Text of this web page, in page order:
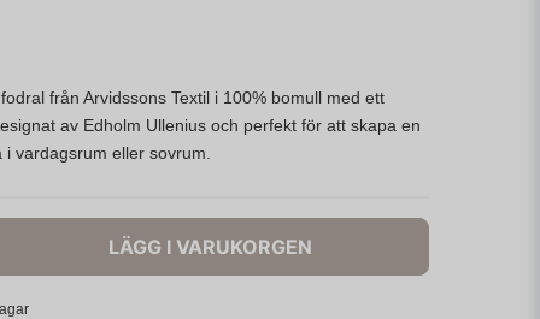
från Arvidssons Textil i 100% bomull med ett
av Edholm Ullenius och perfekt för att skapa en
vardagsrum eller sovrum.
LÄGG I VARUKORGEN